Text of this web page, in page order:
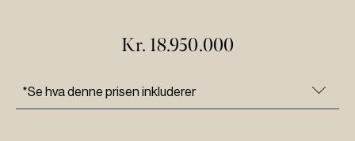
Kr. 18.950.000
*Se hva denne prisen inkluderer